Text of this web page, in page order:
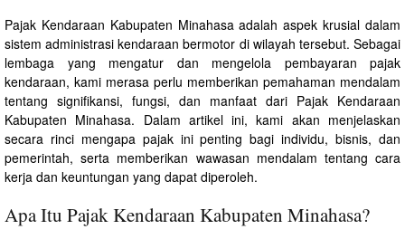
Pajak Kendaraan Kabupaten Minahasa adalah aspek krusial dalam
sistem administrasi kendaraan bermotor di wilayah tersebut. Sebagai
lembaga yang mengatur dan mengelola pembayaran pajak
kendaraan, kami merasa perlu memberikan pemahaman mendalam
tentang signifikansi, fungsi, dan manfaat dari Pajak Kendaraan
Kabupaten Minahasa. Dalam artikel ini, kami akan menjelaskan
secara rinci mengapa pajak ini penting bagi individu, bisnis, dan
pemerintah, serta memberikan wawasan mendalam tentang cara
kerja dan keuntungan yang dapat diperoleh.
Apa Itu Pajak Kendaraan Kabupaten Minahasa?